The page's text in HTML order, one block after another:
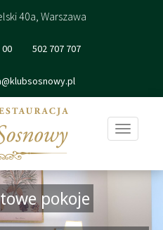
40a, Warszawa
00 502 707 707
Pokaż
pokoje